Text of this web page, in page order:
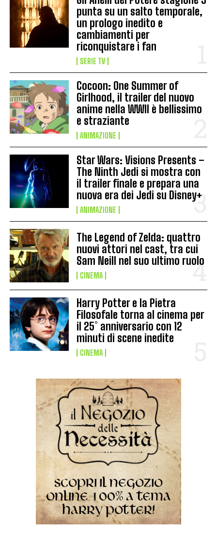
punta su un salto temporale,
un prologo inedito e
cambiamenti per
riconquistare i fan
SERIE TV
Cocoon: One Summer of
Girlhood, il trailer del nuovo
anime nella WWII è bellissimo
e straziante
ANIMAZIONE
Star Wars: Visions Presents –
The Ninth Jedi si mostra con
il trailer finale e prepara una
nuova era dei Jedi su Disney+
ANIMAZIONE
The Legend of Zelda: quattro
nuovi attori nel cast, tra cui
Sam Neill nel suo ultimo ruolo
CINEMA
Harry Potter e la Pietra
Filosofale torna al cinema per
il 25° anniversario con 12
minuti di scene inedite
CINEMA